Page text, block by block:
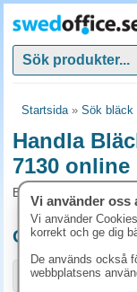
Startsida» Sök bläck
Handla
7130 online
Bläck/Toner och
Storlek / info
Vi använder oss
Vi använder
korrekt och ge dig
De används också
webbplatsens